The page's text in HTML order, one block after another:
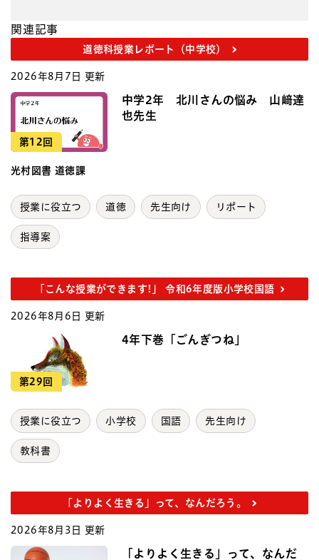
関連記事
道徳科授業レポート（中学校）
2026年8月7日 更新
第12回
中学2年 北川さんの悩み 山﨑達
也先生
光村図書 道徳課
授業に役立つ 道徳 先生向け リポート
指導案
「こんな授業ができます!」 令和6年度版小学校国語
2026年8月6日 更新
第29回
4年下巻「ごんぎつね」
授業に役立つ 小学校 国語 先生向け
教科書
「よりよく生きる」って、なんだろう。
2026年8月3日 更新
「よりよく生きる」って、なんだ